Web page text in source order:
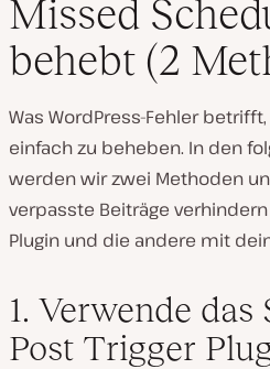
Missed
behebt (2
Was WordPress-Fehler
einfach zu beheben. In den
werden wir zwei Methoden
verpasste Beiträge
Plugin und die andere mit
1. Verwende das
Post Trigger